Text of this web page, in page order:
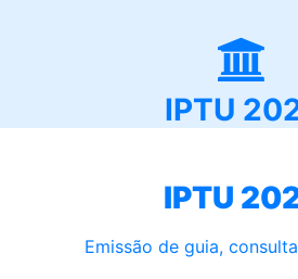
IPTU
IPTU
Emissão de guia,